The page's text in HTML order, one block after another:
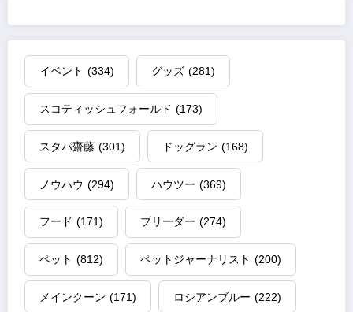
イベント (334) グッズ (281)
スコティッシュフォールド (173)
スタパ齋藤 (301) ドッグラン (168)
ノウハウ (294) ハウツー (369)
フード (171) ブリーダー (274)
ペット (812) ペットジャーナリスト (200)
メインクーン (171) ロシアンブルー (222)